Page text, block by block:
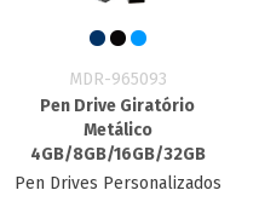
MDR-965093
Pen Drive Giratório
Metálico
4GB/8GB/16GB/32GB
Pen Drives Personalizados